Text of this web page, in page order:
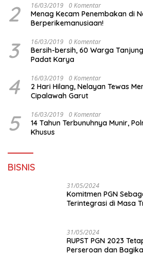
2 16/03/2019 0 Komentar
Menag Kecam Penembakan di
Berperikemanusiaan!
3 16/03/2019 0 Komentar
Bersih-bersih, 60 Warga
Padat Karya
4 16/03/2019 0 Komentar
2 Hari Hilang, Nelayan Tewas
Cipalawah Garut
5 16/03/2019 0 Komentar
14 Tahun Terbunuhnya Munir,
Khusus
BISNIS
31/05/2024
Komitmen PGN
Terintegrasi di Masa
31/05/2024
RUPST PGN 2023
Perseroan dan